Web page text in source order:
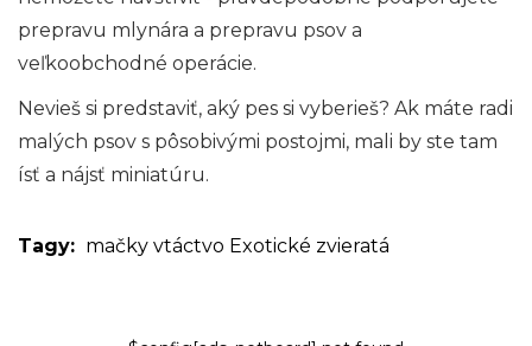
prepravu mlynára a prepravu psov a
veľkoobchodné operácie.
Nevieš si predstaviť, aký pes si vyberieš? Ak máte radi
malých psov s pôsobivými postojmi, mali by ste tam
ísť a nájsť miniatúru.
Tagy: mačky vtáctvo Exotické zvieratá